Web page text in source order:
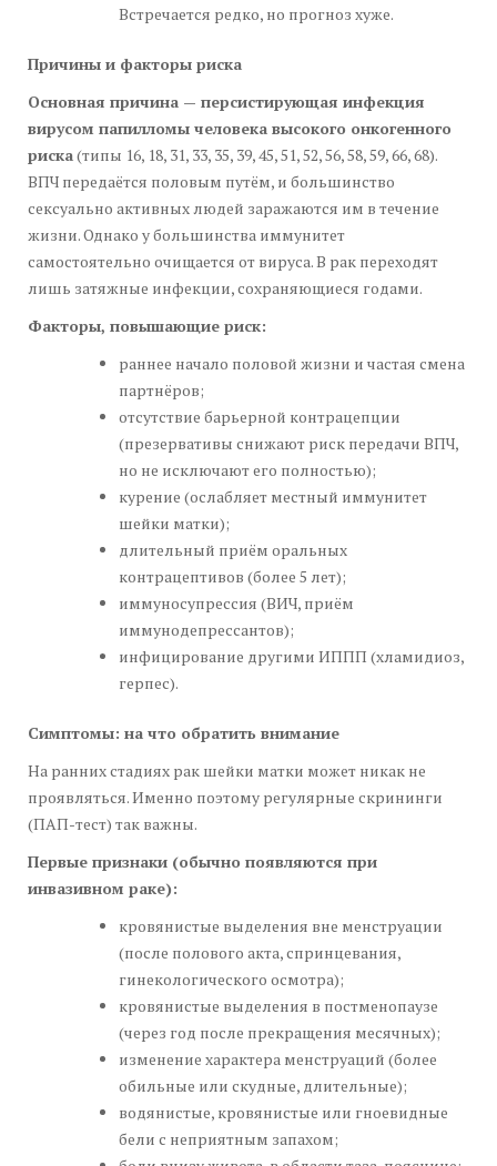
Встречается редко, но прогноз хуже.
Причины и факторы риска
Основная причина — персистирующая инфекция
вирусом папилломы человека высокого онкогенного
риска(типы 16, 18, 31, 33, 35, 39, 45, 51, 52, 56, 58, 59, 66, 68).
ВПЧ передаётся половым путём, и большинство
сексуально активных людей заражаются им в течение
жизни. Однако у большинства иммунитет
самостоятельно очищается от вируса. В рак переходят
лишь затяжные инфекции, сохраняющиеся годами.
Факторы, повышающие риск:
раннее начало половой жизни и частая смена
партнёров;
отсутствие барьерной контрацепции
(презервативы снижают риск передачи ВПЧ,
но не исключают его полностью);
курение (ослабляет местный иммунитет
шейки матки);
длительный приём оральных
контрацептивов (более 5 лет);
иммуносупрессия (ВИЧ, приём
иммунодепрессантов);
инфицирование другими ИППП (хламидиоз,
герпес).
Симптомы: на что обратить внимание
На ранних стадиях рак шейки матки может никак не
проявляться. Именно поэтому регулярные скрининги
(ПАП-тест) так важны.
Первые признаки (обычно появляются при
инвазивном раке):
кровянистые выделения вне менструации
(после полового акта, спринцевания,
гинекологического осмотра);
кровянистые выделения в постменопаузе
(через год после прекращения месячных);
изменение характера менструаций (более
обильные или скудные, длительные);
водянистые, кровянистые или гноевидные
бели с неприятным запахом;